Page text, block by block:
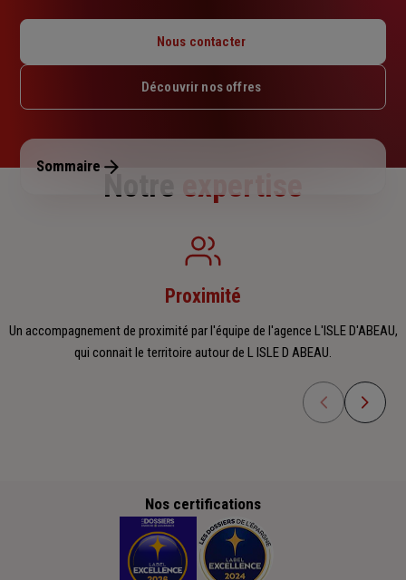
Mardi : 09h – 12h30 / 14h – 18h
Jeudi : 09h – 12h30 / 14h – 18h
Dimanche : Fermé
Nous contacter
Découvrir nos offres
Sommaire
Notre expertise
Proximité
Un accompagnement de proximité par l'équipe de l'agence L'ISLE D'ABEAU,
qui connait le territoire autour de L ISLE D ABEAU.
Nos certifications